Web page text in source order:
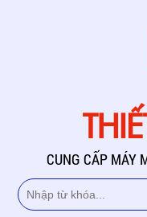
CUNG CẤP MÁY